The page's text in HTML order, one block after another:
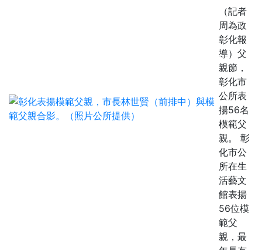
（記者
周為政
彰化報
導）父
親節，
彰化市
公所表
揚56名
模範父
親。 彰
化市公
所在生
活藝文
館表揚
56位模
範父
親，最